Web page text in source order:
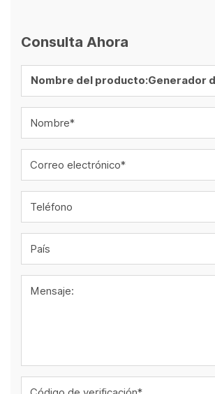
Consulta Ahora
Nombre*
Correo electrónico*
Teléfono
País
Mensaje: